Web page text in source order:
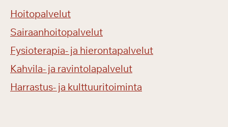
Hoitopalvelut
Sairaanhoitopalvelut
Fysioterapia- ja hierontapalvelut
Kahvila- ja ravintolapalvelut
Harrastus- ja kulttuuritoiminta